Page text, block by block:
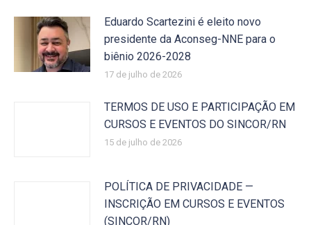
Eduardo Scartezini é eleito novo
presidente da Aconseg-NNE para o
biênio 2026-2028
17 de julho de 2026
TERMOS DE USO E PARTICIPAÇÃO EM
CURSOS E EVENTOS DO SINCOR/RN
15 de julho de 2026
POLÍTICA DE PRIVACIDADE —
INSCRIÇÃO EM CURSOS E EVENTOS
(SINCOR/RN)